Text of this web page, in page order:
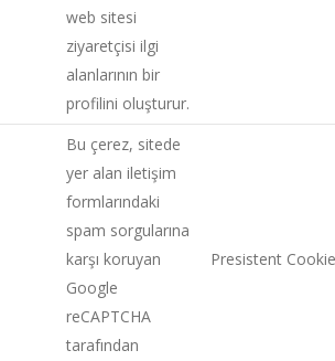
web sitesi
ziyaretçisi ilgi
alanlarının bir
profilini oluşturur.
Bu çerez, sitede
yer alan iletişim
formlarındaki
spam sorgularına
karşı koruyan
Google
reCAPTCHA
tarafından
Presistent Cookie